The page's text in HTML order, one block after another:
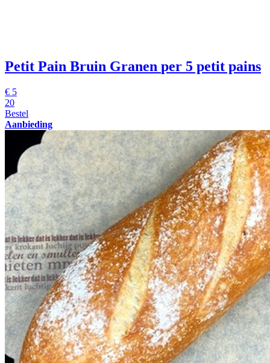
Petit Pain Bruin Granen per 5 petit pains
€ 5
20
Bestel
Aanbieding